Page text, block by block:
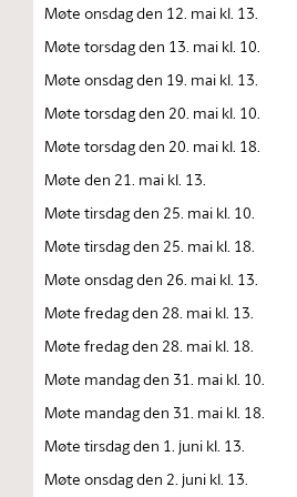
Møte onsdag den 12. mai kl. 13.
Møte torsdag den 13. mai kl. 10.
Møte onsdag den 19. mai kl. 13.
Møte torsdag den 20. mai kl. 10.
Møte torsdag den 20. mai kl. 18.
Møte den 21. mai kl. 13.
Møte tirsdag den 25. mai kl. 10.
Møte tirsdag den 25. mai kl. 18.
Møte onsdag den 26. mai kl. 13.
Møte fredag den 28. mai kl. 13.
Møte fredag den 28. mai kl. 18.
Møte mandag den 31. mai kl. 10.
Møte mandag den 31. mai kl. 18.
Møte tirsdag den 1. juni kl. 13.
Møte onsdag den 2. juni kl. 13.